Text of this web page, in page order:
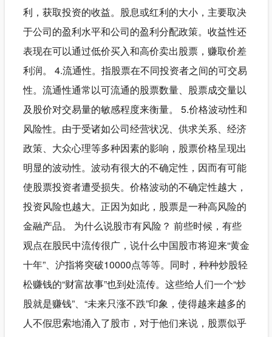
利，获取投资的收益。股息或红利的大小，主要取决
于公司的盈利水平和公司的盈利分配政策。收益性还
表现在可以通过低价买入和高价卖出股票，赚取价差
利润。 4.流通性。指股票在不同投资者之间的可交易
性。流通性通常以可流通的股票数量、股票成交量以
及股价对交易量的敏感程度来衡量。 5.价格波动性和
风险性。由于受诸如公司经营状况、供求关系、经济
政策、大众心理等多种因素的影响，股票价格呈现出
明显的波动性。波动有很大的不确定性，因而有可能
使股票投资者遭受损失。价格波动的不确定性越大，
投资风险也越大。正因为如此，股票是一种高风险的
金融产品。 为什么说股市有风险？ 前些时候，有些
观点在股民中流传很广，说什么中国股市将迎来“黄金
十年”、沪指将突破10000点等等。同时，种种炒股轻
松赚钱的“财富故事”也到处流传。这些给人们一个“炒
股就是赚钱”、“未来只涨不跌”印象，使得越来越多的
人不假思索地涌入了股市，对于他们来说，股票似乎